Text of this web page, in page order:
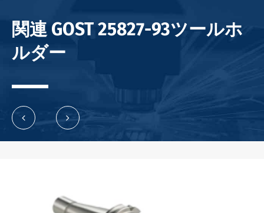
関連 GOST 25827-93ツールホ
ルダー